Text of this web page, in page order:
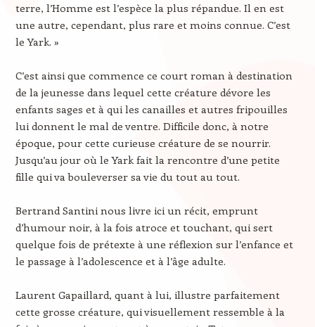
terre, l’Homme est l’espèce la plus répandue. Il en est
une autre, cependant, plus rare et moins connue. C’est
le Yark. »
C’est ainsi que commence ce court roman à destination
de la jeunesse dans lequel cette créature dévore les
enfants sages et à qui les canailles et autres fripouilles
lui donnent le mal de ventre. Difficile donc, à notre
époque, pour cette curieuse créature de se nourrir.
Jusqu’au jour où le Yark fait la rencontre d’une petite
fille qui va bouleverser sa vie du tout au tout.
Bertrand Santini nous livre ici un récit, emprunt
d’humour noir, à la fois atroce et touchant, qui sert
quelque fois de prétexte à une réflexion sur l’enfance et
le passage à l’adolescence et à l’âge adulte.
Laurent Gapaillard, quant à lui, illustre parfaitement
cette grosse créature, qui visuellement ressemble à la